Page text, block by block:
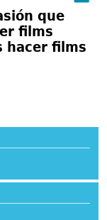
que
films
hacer films